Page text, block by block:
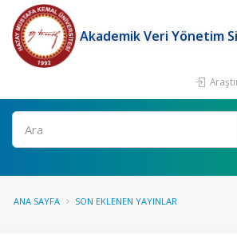
Akademik Veri Yönetim
Ara
ANA SAYFA SON EKLENEN YAYINLAR